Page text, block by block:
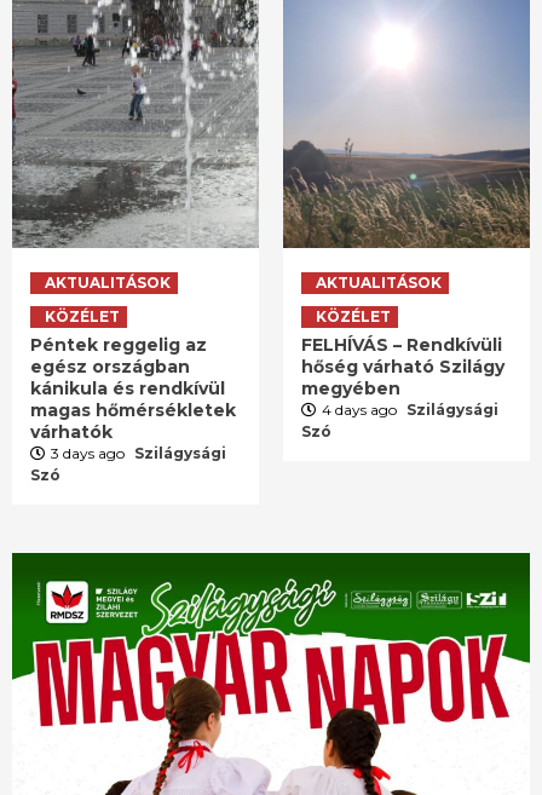
AKTUALITÁSOK
KÖZÉLET
Péntek reggelig az
egész országban
kánikula és rendkívül
magas hőmérsékletek
várhatók
3 days ago Szilágysági
Szó
AKTUALITÁSOK
KÖZÉLET
FELHÍVÁS – Rendkívüli
hőség várható Szilágy
megyében
4 days ago Szilágysági
Szó